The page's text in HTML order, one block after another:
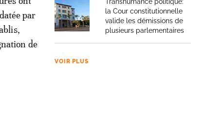
par
de
la Cour constitutionnelle
valide les démissions de
plusieurs parlementaires
VOIR PLUS